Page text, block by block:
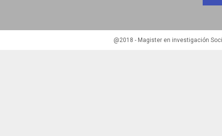
@2018 - Magister en investigación